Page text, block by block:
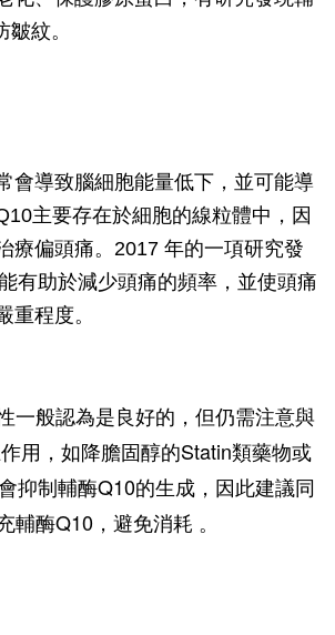
紋。
會導致腦細胞能量低下，並可能導
主要存在於細胞的線粒體中，因
療偏頭痛。2017 年的一項研究發
有助於減少頭痛的頻率，並使頭痛
重程度。
一般認為是良好的，但仍需注意與
用，如降膽固醇的Statin類藥物或
抑制輔酶Q10的生成，因此建議同
輔酶Q10，避免消耗 。